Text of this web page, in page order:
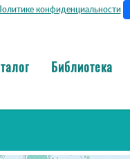
конфиденциальности
Библиотека